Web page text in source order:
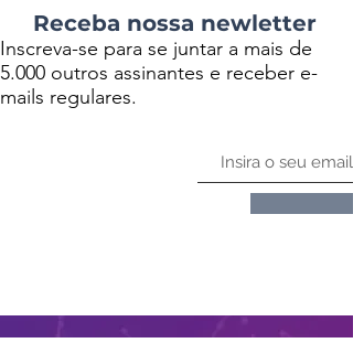
Receba nossa newletter
Inscreva-se para se juntar a mais de
5.000 outros assinantes e receber e-
mails regulares.